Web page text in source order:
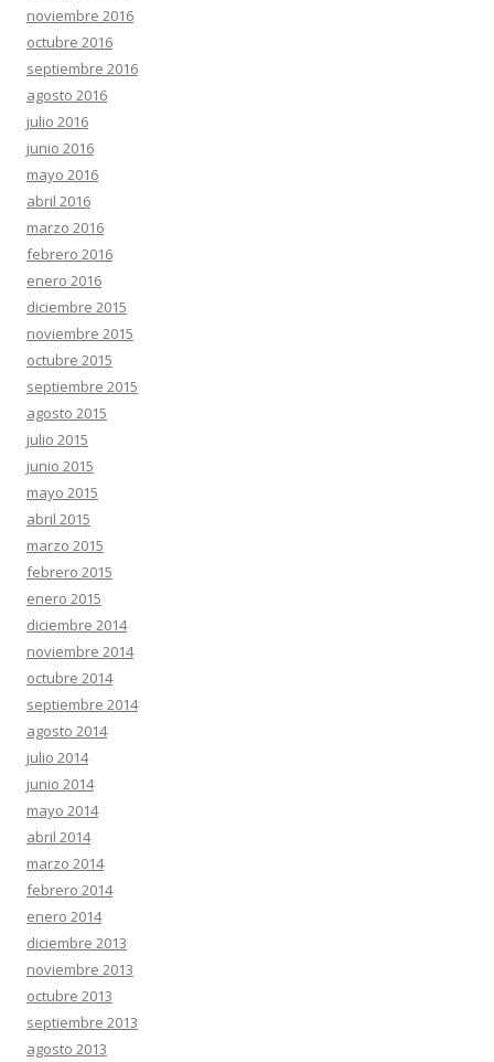
noviembre 2016
octubre 2016
septiembre 2016
agosto 2016
julio 2016
junio 2016
mayo 2016
abril 2016
marzo 2016
febrero 2016
enero 2016
diciembre 2015
noviembre 2015
octubre 2015
septiembre 2015
agosto 2015
julio 2015
junio 2015
mayo 2015
abril 2015
marzo 2015
febrero 2015
enero 2015
diciembre 2014
noviembre 2014
octubre 2014
septiembre 2014
agosto 2014
julio 2014
junio 2014
mayo 2014
abril 2014
marzo 2014
febrero 2014
enero 2014
diciembre 2013
noviembre 2013
octubre 2013
septiembre 2013
agosto 2013